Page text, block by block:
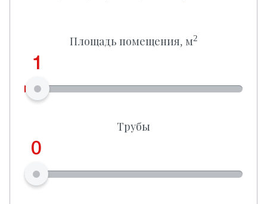
Площадь помещения, м2
1
Трубы
0